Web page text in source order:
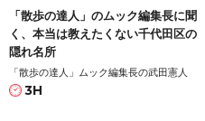
「散歩の達人」のムック編集長に聞
く、本当は教えたくない千代田区の
隠れ名所
「散歩の達人」ムック編集長の武田憲人
3H